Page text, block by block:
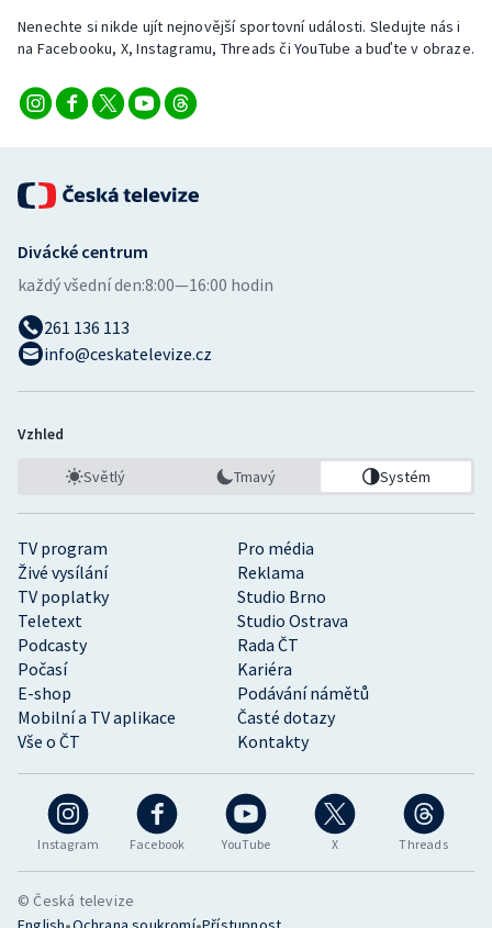
Vodní slalom
Nenechte si nikde ujít nejnovější sportovní události. Sledujte nás i
na Facebooku, X, Instagramu, Threads či YouTube a buďte v obraze.
Instagram Facebook YouTube X Threads
TV program
Pro média
Živé vysílání
Reklama
TV poplatky
Studio Brno
Teletext
Studio Ostrava
Podcasty
Rada ČT
Počasí
Kariéra
E-shop
Podávání námětů
Mobilní a TV aplikace
Časté dotazy
Vše o ČT
Kontakty
Divácké centrum
každý všední den:8:00—16:00 hodin
261 136 113
info@ceskatelevize.cz
Vzhled
Světlý Tmavý Systém
© Česká televize